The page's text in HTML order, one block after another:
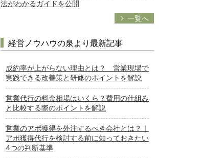
法がわかるガイドを公開
一覧へ
経営ノウハウの泉より最新記事
成約率が上がらない理由とは？ 営業現場で
実践できる改善策と研修のポイントを解説
営業代行の料金相場はいくら？費用の仕組み
と比較する際のポイントを解説
営業のアポ獲得を外注するべき会社とは？｜
アポ獲得代行を検討する前に知っておきたい
4つの判断基準